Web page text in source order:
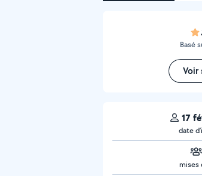
Basé
Voir
17
date
mises